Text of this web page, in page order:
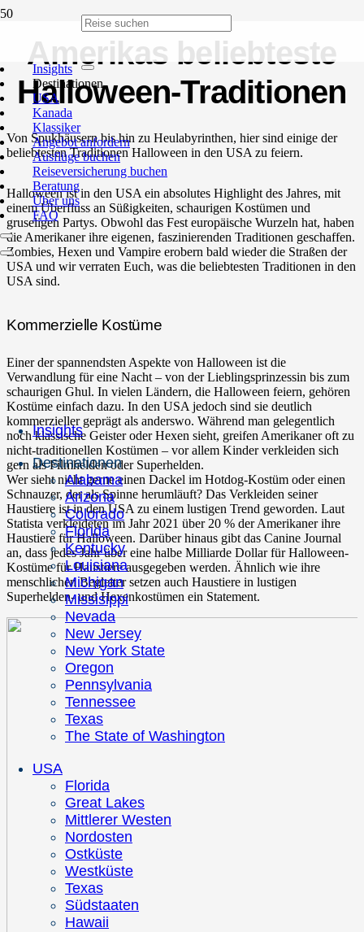
Insights
Destinationen
USA
Kanada
Klassiker
Angebot anfordern
Ausflüge buchen
Reiseversicherung buchen
Beratung
Über uns
FAQ
Insights
Destinationen
Alabama
Arizona
Colorado
Florida
Kentucky
Louisiana
Michigan
Missisippi
Nevada
New Jersey
New York State
Oregon
Pennsylvania
Tennessee
Texas
The State of Washington
USA
Florida
Great Lakes
Mittlerer Westen
Nordosten
Ostküste
Westküste
Texas
Südstaaten
Hawaii
Amerikas beliebteste
Halloween-Traditionen
Von Spukhäusern bis hin zu Heulabyrinthen, hier sind einige der
beliebtesten Traditionen Halloween in den USA zu feiern.
Halloween ist in den USA ein absolutes Highlight des Jahres, mit
einem Überfluss an Süßigkeiten, schaurigen Kostümen und
gruseligen Partys. Obwohl das Fest europäische Wurzeln hat, haben
die Amerikaner ihre eigenen, faszinierenden Traditionen geschaffen.
Zombies, Hexen und Vampire erobern bald wieder die Straßen der
USA und wir verraten Euch, was die beliebtesten Traditionen in den
USA sind.
Kommerzielle Kostüme
Einer der spannendsten Aspekte von Halloween ist die
Verwandlung für eine Nacht – von der Lieblingsprinzessin bis zum
schaurigen Ghul. In vielen Ländern, die Halloween feiern, gehören
Kostüme einfach dazu. In den USA jedoch sind sie deutlich
kommerzieller geprägt als anderswo. Während man gelegentlich
noch klassische Geister oder Hexen sieht, greifen Amerikaner oft zu
nicht-traditionellen Kostümen – vor allem Kinder verkleiden sich
gern als Filmhelden oder Superhelden.
Wer sieht nicht gerne einen Dackel im Hotdog-Kostüm oder einen
Schnauzer, der als Spinne herumläuft? Das Verkleiden seiner
Haustiere ist in den USA zu einem lustigen Trend geworden. Laut
Statista verkleideten im Jahr 2021 über 20 % der Amerikaner ihre
Haustiere für Halloween. Darüber hinaus gibt das Canine Journal
an, dass jedes Jahr über eine halbe Milliarde Dollar für Halloween-
Kostüme für Haustiere ausgegeben werden. Ähnlich wie ihre
menschlichen Begleiter setzen auch Haustiere in lustigen
Superhelden- und Hexenkostümen ein Statement.